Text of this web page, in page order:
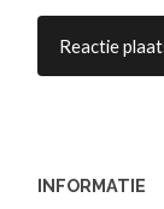
INFORMATIE